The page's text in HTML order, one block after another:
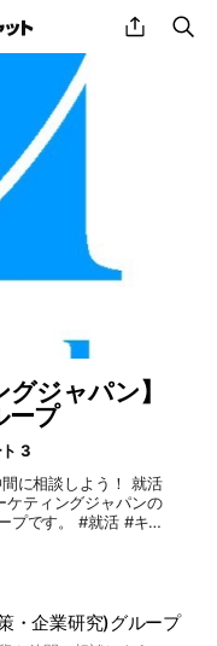
share
ジャパン】
ープ
ト 3
に相談しよう！ 就活
ティングジャパンの
#就活 #キヤ
業研究 #自己PR #ガ
ョン #グルディス #O
大手企業 #日系企業
・企業研究)グループ